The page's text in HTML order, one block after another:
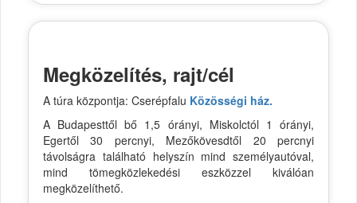
Megközelítés, rajt/cél
A túra központja: Cserépfalu Közösségi ház.
A Budapesttől bő 1,5 órányi, Miskolctól 1 órányi,
Egertől 30 percnyi, Mezőkövesdtől 20 percnyi
távolságra található helyszín mind személyautóval,
mind tömegközlekedési eszközzel kiválóan
megközelíthető.